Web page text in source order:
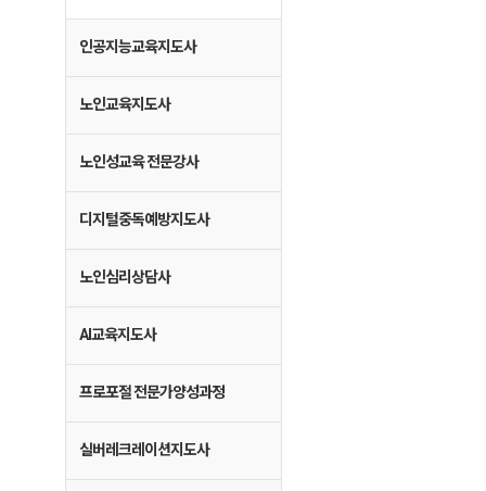
인공지능교육지도사
노인교육지도사
노인성교육 전문강사
디지털중독예방지도사
노인심리상담사
AI교육지도사
프로포절 전문가양성과정
실버레크레이션지도사